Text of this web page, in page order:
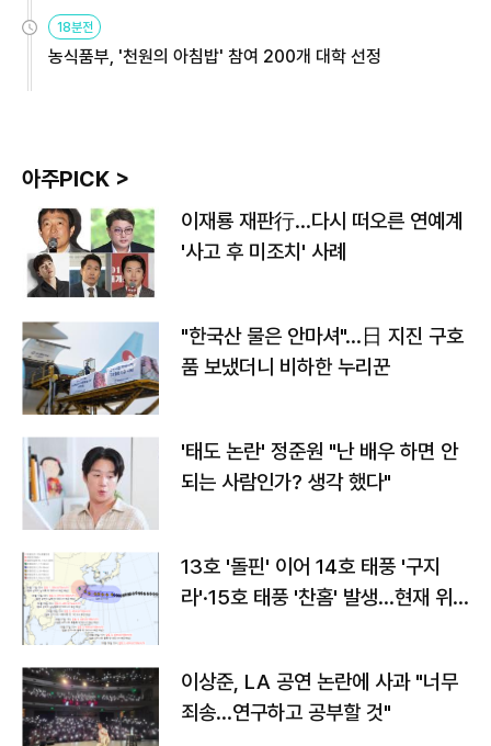
원
18분전
농식품부, '천원의 아침밥' 참여 200개 대학 선정
아주PICK >
이재룡 재판行…다시 떠오른 연예계
'사고 후 미조치' 사례
"한국산 물은 안마셔"…日 지진 구호
품 보냈더니 비하한 누리꾼
'태도 논란' 정준원 "난 배우 하면 안
되는 사람인가? 생각 했다"
13호 '돌핀' 이어 14호 태풍 '구지
라'·15호 태풍 '찬홈' 발생…현재 위
이상준, LA 공연 논란에 사과 "너무
죄송…연구하고 공부할 것"